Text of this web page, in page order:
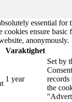
essential for
cookies ensure basic
anonymously.
Varaktighet
1 year
Set by
records
the